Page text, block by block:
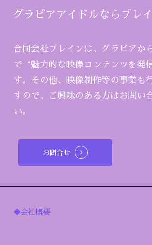
グラビアアイドルならブレ
合同会社ブレインは、グラビアか
で‘魅力的な映像コンテンツを発
す。その他、映像制作等の事業も
すので、ご興味のある方はお問い
い。
お問合せ
◆会社概要